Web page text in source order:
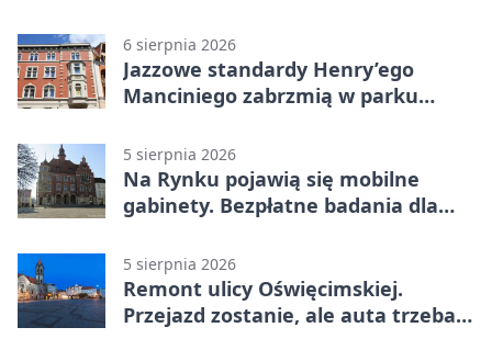
6 sierpnia 2026
Jazzowe standardy Henry’ego
Manciniego zabrzmią w parku
5 sierpnia 2026
Na Rynku pojawią się mobilne
gabinety. Bezpłatne badania dla
5 sierpnia 2026
Remont ulicy Oświęcimskiej.
Przejazd zostanie, ale auta trzeba